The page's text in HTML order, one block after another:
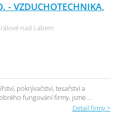
- VZDUCHOTECHNIKA,
nad Labem
pokrývačství, tesařství a
fungování firmy, jsme ...
Detail firmy >